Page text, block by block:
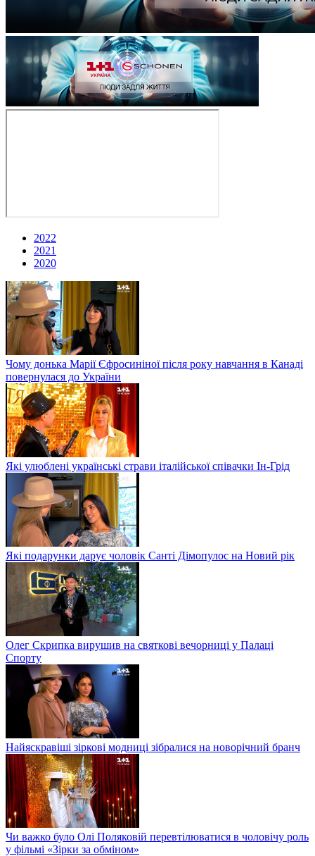
2022
2021
2020
Чому донька Марії Єфросиніної після року навчання в Канаді
повернулася до України
Які улюблені українські страви італійської співачки Ін-Грід
Які подарунки дарує чоловік Санті Дімопулос на Новий рік
Олег Скрипка вирушив на святкові вечорниці у Палаці
Спорту
Найяскравіші зіркові модниці зібралися на новорічний бранч
Чи важко було Олі Поляковій перевтілюватися в чоловічу роль
у фільмі «Зірки за обміном»